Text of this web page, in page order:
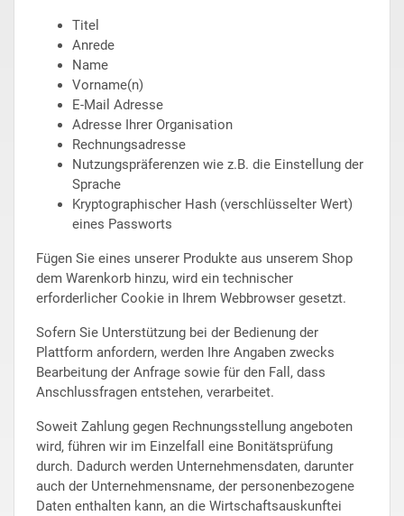
Titel
Anrede
Name
Vorname(n)
E-Mail Adresse
Adresse Ihrer Organisation
Rechnungsadresse
Nutzungspräferenzen wie z.B. die Einstellung der
Sprache
Kryptographischer Hash (verschlüsselter Wert)
eines Passworts
Fügen Sie eines unserer Produkte aus unserem Shop
dem Warenkorb hinzu, wird ein technischer
erforderlicher Cookie in Ihrem Webbrowser gesetzt.
Sofern Sie Unterstützung bei der Bedienung der
Plattform anfordern, werden Ihre Angaben zwecks
Bearbeitung der Anfrage sowie für den Fall, dass
Anschlussfragen entstehen, verarbeitet.
Soweit Zahlung gegen Rechnungsstellung angeboten
wird, führen wir im Einzelfall eine Bonitätsprüfung
durch. Dadurch werden Unternehmensdaten, darunter
auch der Unternehmensname, der personenbezogene
Daten enthalten kann, an die Wirtschaftsauskunftei